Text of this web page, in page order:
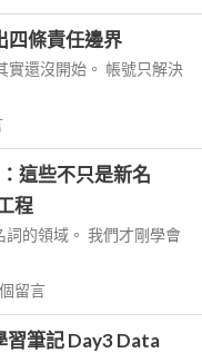
四條責任邊界
實還沒開始。 帳號只解決
這些不只是新名
程
的領域。 我們才剛學會
個留言
習筆記 Day3 Data